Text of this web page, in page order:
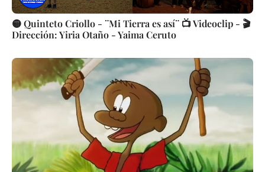
🟡 Quinteto Criollo - ¨Mi Tierra es así¨ 📺 Videoclip - 🎬
Dirección: Yiria Otaño - Yaima Ceruto